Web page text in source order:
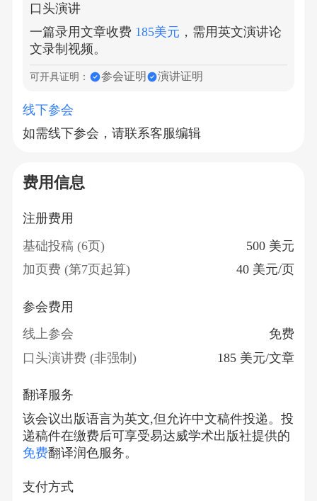
口头演讲
一篇录用文章收费 185美元 ，需用英文演讲论
文录制视频。
可开具证明： 参会证明 演讲证明
线下参会
如需线下参会，请联系客服编辑
费用信息
注册费用
基础投稿 (6页)
500 美元
加页费 (第7页起算)
40 美元/页
参会费用
线上参会
免费
口头演讲费 (非强制)
185 美元/文章
翻译服务
该会议出版语言为英文,但允许中文稿件投递。投
递稿件在缴费后可享受易达威学术出版社提供的
免费翻译润色服务。
支付方式